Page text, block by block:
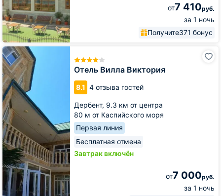
от7 410руб.
за 1 ночь
Получите371 бонус
Отель Вилла Виктория
8.1 4 отзыва гостей
Дербент, 9.3 км от центра
80 м от Каспийского моря
Первая линия
Бесплатная отмена
Завтрак включён
от7 000руб.
за 1 ночь
Отель
Вилла
Виктория